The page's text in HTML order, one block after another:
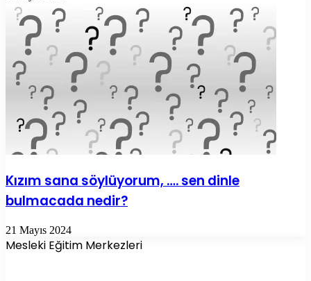
Kızım sana söylüyorum, …. sen dinle
bulmacada nedir?
21 Mayıs 2024
Mesleki Eğitim Merkezleri